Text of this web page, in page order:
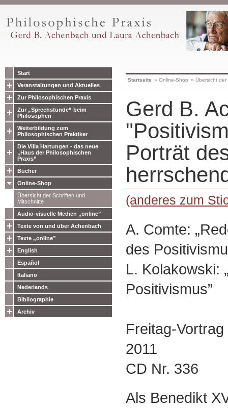
Start
Veranstaltungen und Aktuelles
Zur Philosophischen Praxis
Zur „Sprechstunde” beim
Philosophen
Weiterbildung zum
Philosophischen Praktiker
Die Villa Hartungen - das neue
„Haus der Philosophischen
Praxis”
Bücher
Online-Shop
Übersicht der Schriften und
Mitschnitte
Audio-visuelle Medien „online”
Texte von und über Achenbach
Texte „online”
English
Español
Italiano
Nederlands
Bibliographie
Archiv
Startseite » Online-Shop » Übersicht
Gerd B.
Porträt
(anderes zum
A. Comte:
des
L. Kolakowski:
Positivismus”
Freitag-
2011
CD Nr. 336
Als Benedikt